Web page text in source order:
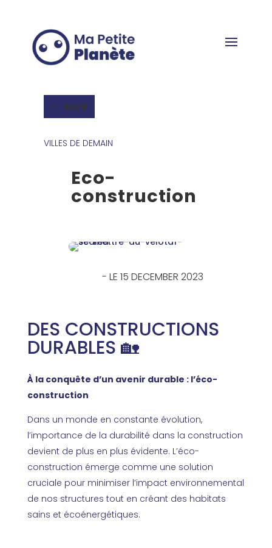
Back
VILLES DE DEMAIN
Eco-
construction
- LE 15 DECEMBER 2023
DES CONSTRUCTIONS
DURABLES 🏡
À la conquête d’un avenir durable : l’éco-
construction
Dans un monde en constante évolution,
l’importance de la durabilité dans la construction
devient de plus en plus évidente. L’éco-
construction émerge comme une solution
cruciale pour minimiser l’impact environnemental
de nos structures tout en créant des habitats
sains et écoénergétiques.